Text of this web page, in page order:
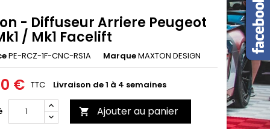
- Diffuseur Arriere Peugeot
/ Mk1 Facelift
PE-RCZ-1F-CNC-RS1A MarqueMAXTON DESIGN
€ TTC Livraison de 1 à 4 semaines
 Ajouter au panier